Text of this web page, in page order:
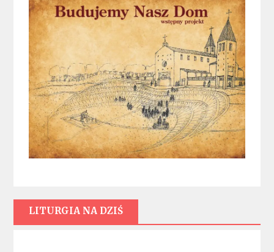
LITURGIA NA DZIŚ